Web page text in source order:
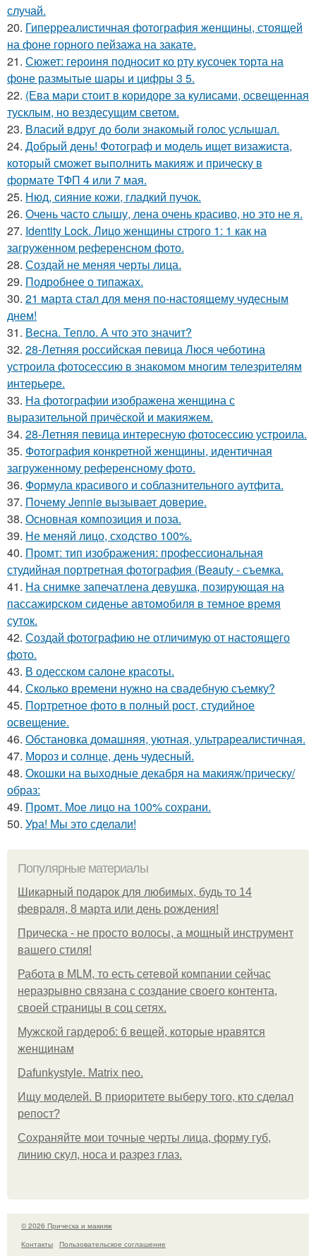
случай.
20. Гиперреалистичная фотография женщины, стоящей
на фоне горного пейзажа на закате.
21. Сюжет: героиня подносит ко рту кусочек торта на
фоне размытые шары и цифры 3 5.
22. (Ева мари стоит в коридоре за кулисами, освещенная
тусклым, но вездесущим светом.
23. Власий вдруг до боли знакомый голос услышал.
24. Добрый день! Фотограф и модель ищет визажиста,
который сможет выполнить макияж и прическу в
формате ТФП 4 или 7 мая.
25. Нюд, сияние кожи, гладкий пучок.
26. Очень часто слышу, лена очень красиво, но это не я.
27. Identity Lock. Лицо женщины строго 1: 1 как на
загруженном референсном фото.
28. Создай не меняя черты лица.
29. Подробнее о типажах.
30. 21 марта стал для меня по-настоящему чудесным
днем!
31. Весна. Тепло. А что это значит?
32. 28-Летняя российская певица Люся чеботина
устроила фотосессию в знакомом многим телезрителям
интерьере.
33. На фотографии изображена женщина с
выразительной причёской и макияжем.
34. 28-Летняя певица интересную фотосессию устроила.
35. Фотография конкретной женщины, идентичная
загруженному референсному фото.
36. Формула красивого и соблазнительного аутфита.
37. Почему Jennie вызывает доверие.
38. Основная композиция и поза.
39. Не меняй лицо, сходство 100%.
40. Промт: тип изображения: профессиональная
студийная портретная фотография (Beauty - съемка.
41. На снимке запечатлена девушка, позирующая на
пассажирском сиденье автомобиля в темное время
суток.
42. Создай фотографию не отличимую от настоящего
фото.
43. В одесском салоне красоты.
44. Сколько времени нужно на свадебную съемку?
45. Портретное фото в полный рост, студийное
освещение.
46. Обстановка домашняя, уютная, ультрареалистичная.
47. Мороз и солнце, день чудесный.
48. Окошки на выходные декабря на макияж/прическу/
образ:
49. Промт. Мое лицо на 100% сохрани.
50. Ура! Мы это сделали!
Популярные материалы
Шикарный подарок для любимых, будь то 14
февраля, 8 марта или день рождения!
Прическа - не просто волосы, а мощный инструмент
вашего стиля!
Работа в MLM, то есть сетевой компании сейчас
неразрывно связана с создание своего контента,
своей страницы в соц сетях.
Мужской гардероб: 6 вещей, которые нравятся
женщинам
Dafunkystyle. Matrix neo.
Ищу моделей. В приоритете выберу того, кто сделал
репост?
Сохраняйте мои точные черты лица, форму губ,
линию скул, носа и разрез глаз.
© 2026 Прическа и макияж
Контакты
Пользовательское соглашение